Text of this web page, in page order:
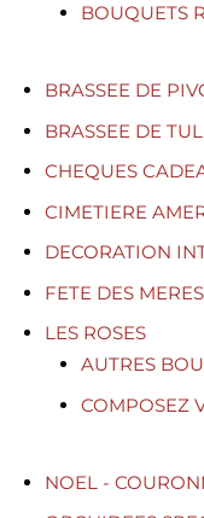
BOUQUETS
BRASSEE DE
BRASSEE DE
CHEQUES
CIMETIERE
DECORATION
FETE DES
LES ROSES
AUTRES
COMPOSEZ
NOEL -